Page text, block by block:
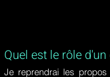
Quel est le rôle
Je reprendrai les